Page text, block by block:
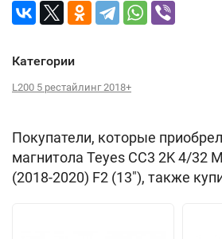
Категории
L200 5 рестайлинг 2018+
Покупатели, которые
магнитола Teyes CC3 2K 4/32
(2018-2020) F2 (13"), также